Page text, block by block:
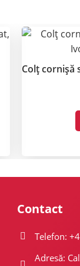
Colț cornișă
Contact
Telefon:
Adresă: